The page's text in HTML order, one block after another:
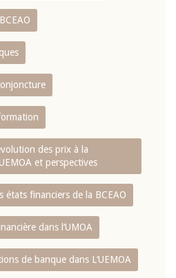
des prix à la
et perspectives
états financiers de la BCEAO
dans l‘UMOA
de banque dans L‘UEMOA